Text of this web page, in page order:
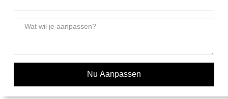
Nu Aanpassen